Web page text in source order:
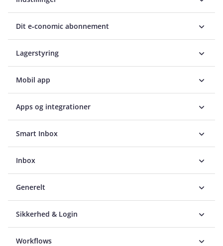
Dit e‑conomic abonnement
Lagerstyring
Mobil app
Apps og integrationer
Smart Inbox
Inbox
Generelt
Sikkerhed & Login
Workflows